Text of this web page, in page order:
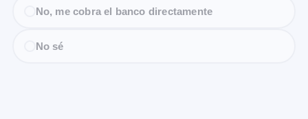
No, me cobra el banco directamente
No sé